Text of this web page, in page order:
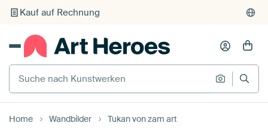
Kauf auf Rechnung
Individueller Druck auf Bestellung
Suche nach Kunstwerken
Suche
Home Wandbilder Tukan von zam art